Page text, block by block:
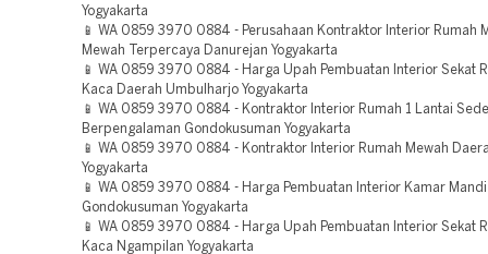
Yogyakarta
📱 WA 0859 3970 0884 - Perusahaan Kontraktor Interior Rumah
Mewah Terpercaya Danurejan Yogyakarta
📱 WA 0859 3970 0884 - Harga Upah Pembuatan Interior Sekat
Kaca Daerah Umbulharjo Yogyakarta
📱 WA 0859 3970 0884 - Kontraktor Interior Rumah 1 Lantai
Berpengalaman Gondokusuman Yogyakarta
📱 WA 0859 3970 0884 - Kontraktor Interior Rumah Mewah
Yogyakarta
📱 WA 0859 3970 0884 - Harga Pembuatan Interior Kamar
Gondokusuman Yogyakarta
📱 WA 0859 3970 0884 - Harga Upah Pembuatan Interior Sekat
Kaca Ngampilan Yogyakarta